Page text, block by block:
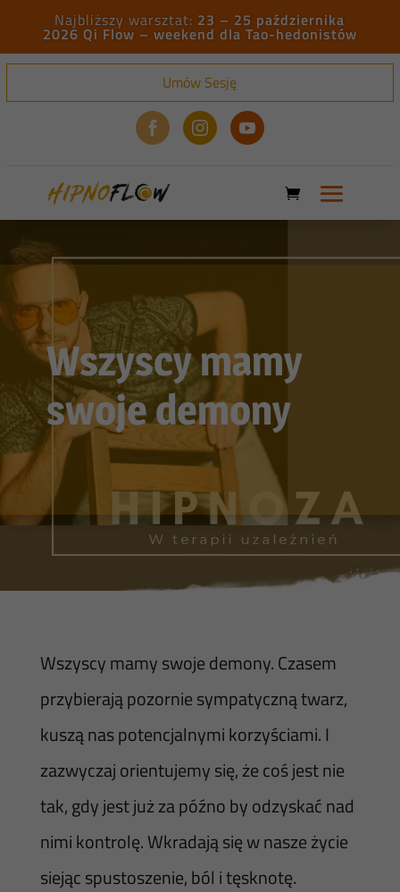
23 – 25 października
2026 Qi Flow – weekend dla Tao-hedonistów
Umów Sesję
  
Wszyscy mamy
swoje demony
Wszyscy mamy swoje demony. Czasem
przybierają pozornie sympatyczną twarz,
kuszą nas potencjalnymi korzyściami. I
zazwyczaj orientujemy się, że coś jest nie
tak, gdy jest już za późno by odzyskać nad
nimi kontrolę. Wkradają się w nasze życie
siejąc spustoszenie, ból i tęsknotę.